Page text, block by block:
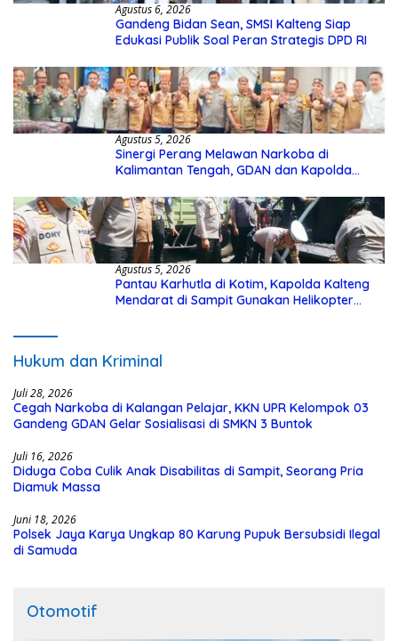
Agustus 6, 2026
Gandeng Bidan Sean, SMSI Kalteng Siap
Edukasi Publik Soal Peran Strategis DPD RI
Agustus 5, 2026
Sinergi Perang Melawan Narkoba di
Kalimantan Tengah, GDAN dan Kapolda
Agustus 5, 2026
Pantau Karhutla di Kotim, Kapolda Kalteng
Mendarat di Sampit Gunakan Helikopter
Hukum dan Kriminal
Juli 28, 2026
Cegah Narkoba di Kalangan Pelajar, KKN UPR Kelompok 03
Gandeng GDAN Gelar Sosialisasi di SMKN 3 Buntok
Juli 16, 2026
Diduga Coba Culik Anak Disabilitas di Sampit, Seorang Pria
Diamuk Massa
Juni 18, 2026
Polsek Jaya Karya Ungkap 80 Karung Pupuk Bersubsidi Ilegal
di Samuda
Otomotif